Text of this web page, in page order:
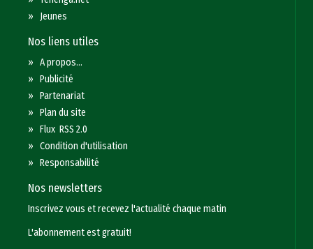
» Jeunes
Nos liens utiles
»A propos...
»Publicité
»Partenariat
»Plan du site
»Flux RSS 2.0
»Condition d'utilisation
»Responsabilité
Nos newsletters
Inscrivez vous et recevez l'actualité chaque matin
L'abonnement est gratuit!